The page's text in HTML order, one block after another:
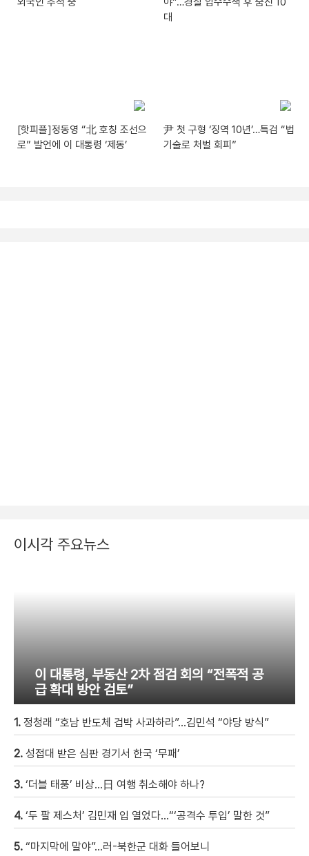
대
[핫피플]정동영 “北 호칭 조선으
로” 발언에 이 대통령 ‘제동’
尹 첫 구형 ‘징역 10년’…특검 “법
기술로 처벌 회피”
이시각 주요뉴스
이 대통령, 부동산 2차 점검 회의 “전폭적 공
급 확대 방안 검토”
1. 정청래 “호남 반도체 겁박 사과하라”…김민석 “야당 방식”
2. 성접대 받은 심판 경기서 한국 ‘무패’
3. ‘더블 태풍’ 비상…日 여행 취소해야 하나?
4. ‘두 팔 제스처’ 김민재 입 열었다…“‘공격수 투입’ 말한 것”
5. “마지막에 말야”…러-북한군 대화 들어보니